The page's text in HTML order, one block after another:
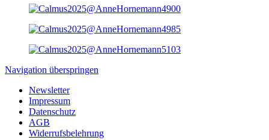
Navigation überspringen
Newsletter
Impressum
Datenschutz
AGB
Widerrufsbelehrung